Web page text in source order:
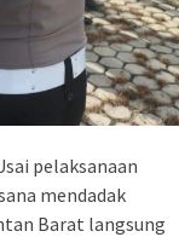
pelaksanaan
mendadak
Barat langsung